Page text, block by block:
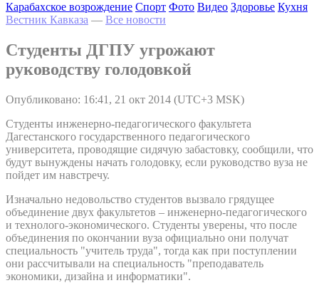
Карабахское возрождение Спорт Фото Видео Здоровье Кухня
Вестник Кавказа — Все новости
Студенты ДГПУ угрожают
руководству голодовкой
Опубликовано: 16:41, 21 окт 2014 (UTC+3 MSK)
Студенты инженерно-педагогического факультета
Дагестанского государственного педагогического
университета, проводящие сидячую забастовку, сообщили, что
будут вынуждены начать голодовку, если руководство вуза не
пойдет им навстречу.
Изначально недовольство студентов вызвало грядущее
объединение двух факультетов – инженерно-педагогического
и технолого-экономического. Студенты уверены, что после
объединения по окончании вуза официально они получат
специальность "учитель труда", тогда как при поступлении
они рассчитывали на специальность "преподаватель
экономики, дизайна и информатики".